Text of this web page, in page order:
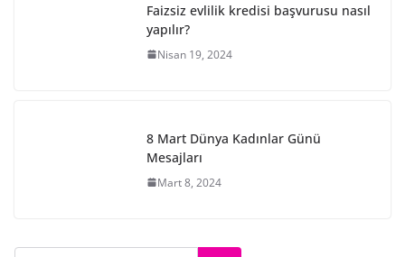
Faizsiz evlilik kredisi başvurusu nasıl
yapılır?
Nisan 19, 2024
8 Mart Dünya Kadınlar Günü
Mesajları
Mart 8, 2024